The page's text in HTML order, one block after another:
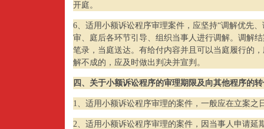
开庭。
6、适用小额诉讼程序审理案件，应坚持“调解优先
审、庭后各环节引导、组织当事人进行调解。调解
笔录，当庭送达。有给付内容并且可以当庭履行的
解不成的，应及时做出判决并宣判。
四、关于小额诉讼程序的审理期限及向其他程序的
1、适用小额诉讼程序审理的案件，一般应在立案之
2、适用小额诉讼程序审理的案件，因当事人申请延